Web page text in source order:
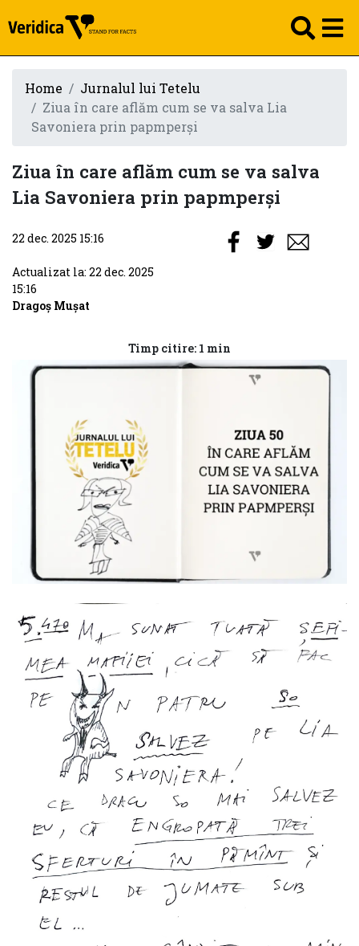
Home
Jurnalul lui Tetelu
Ziua în care aflăm cum se va salva Lia
Savoniera prin papmperși
Ziua în care aflăm cum se va salva
Lia Savoniera prin papmperși
22 dec. 2025 15:16
Actualizat la: 22 dec. 2025
15:16
Dragoș Mușat
Timp citire: 1 min